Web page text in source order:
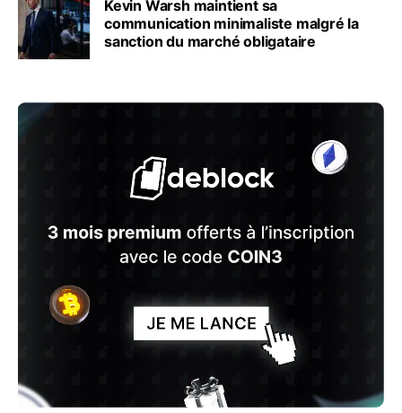
Kevin Warsh maintient sa
communication minimaliste malgré la
sanction du marché obligataire